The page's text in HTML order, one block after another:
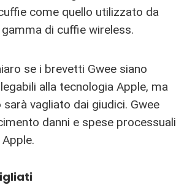
come quello utilizzato da
di cuffie wireless.
se i brevetti Gwee siano
alla tecnologia Apple, ma
vagliato dai giudici. Gwee
danni e spese processuali